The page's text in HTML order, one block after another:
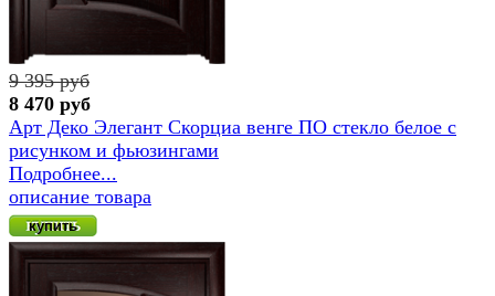
9 395 руб
8 470 руб
Арт Деко Элегант Скорциа венге ПО стекло белое с
рисунком и фьюзингами
Подробнее...
описание товара